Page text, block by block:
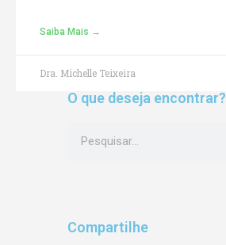
Saiba Mais →
Dra. Michelle Teixeira
O que deseja encontrar?
Compartilhe